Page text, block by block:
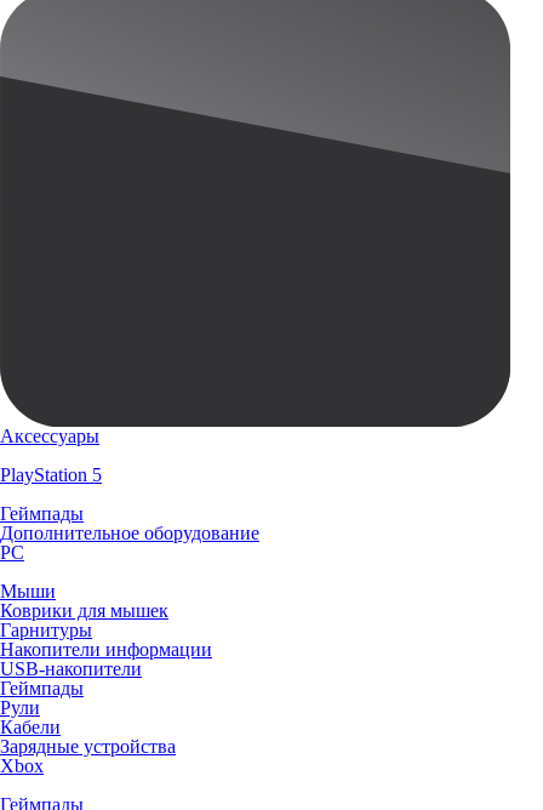
Аксессуары
PlayStation 5
Геймпады
Дополнительное оборудование
PC
Мыши
Коврики для мышек
Гарнитуры
Накопители информации
USB-накопители
Геймпады
Рули
Кабели
Зарядные устройства
Xbox
Геймпады